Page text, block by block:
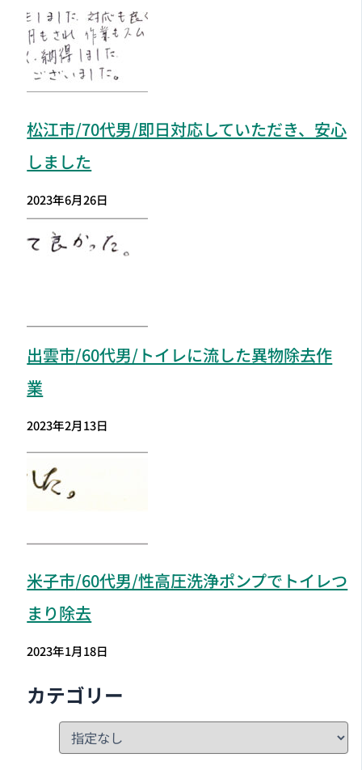
松江市/70代男/即日対応していただき、安心
しました
2023年6月26日
出雲市/60代男/トイレに流した異物除去作
業
2023年2月13日
米子市/60代男/性高圧洗浄ポンプでトイレつ
まり除去
2023年1月18日
カテゴリー